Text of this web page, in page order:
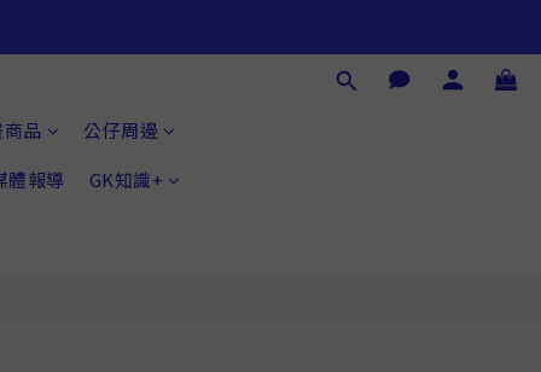
品
公仔周邊
體報導
GK知識+